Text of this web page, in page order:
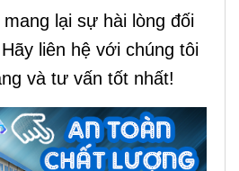
lại sự hài lòng đối
liên hệ với chúng tôi
và tư vấn tốt nhất!